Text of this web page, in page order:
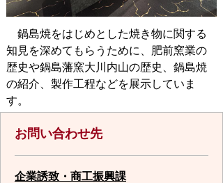
鍋島焼をはじめとした焼き物に関する
知見を深めてもらうために、肥前窯業の
歴史や鍋島藩窯大川内山の歴史、鍋島焼
の紹介、製作工程などを展示していま
す。
お問い合わせ先
企業誘致・商工振興課